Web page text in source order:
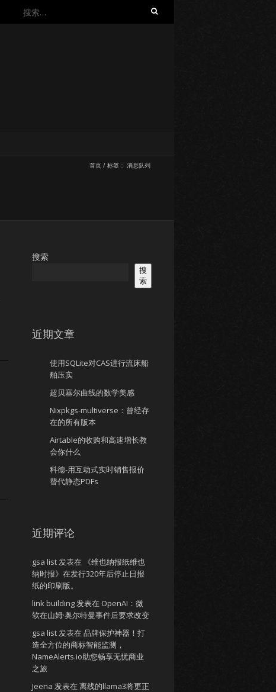
搜
首页 / 标签： 消息队列
搜索
搜
索
近期文章
使用SQLite对CAS进行流床船
舶压实
超贝塞尔曲线的数学美感
Nixpkgs-multiverse：曾经存
在的所有版本
Airtable的收购和高速增长教
会你什么
科德-用互动式实时销售报价
替代静态PDFs
近期评论
gsa list发表在
《维也纳报纸维也
纳时报》在发行320年后停止日报
纸的印刷版。
link building发表在 OpenAI：微
软在山姆·奥尔特曼事件后要求改变
gsa list发表在 品牌保护神器！打
造全方位的商标智能监测，
NameAlerts.io助您畅享无忧商业
之旅
Jeena 发表在 离线的llama3将更正